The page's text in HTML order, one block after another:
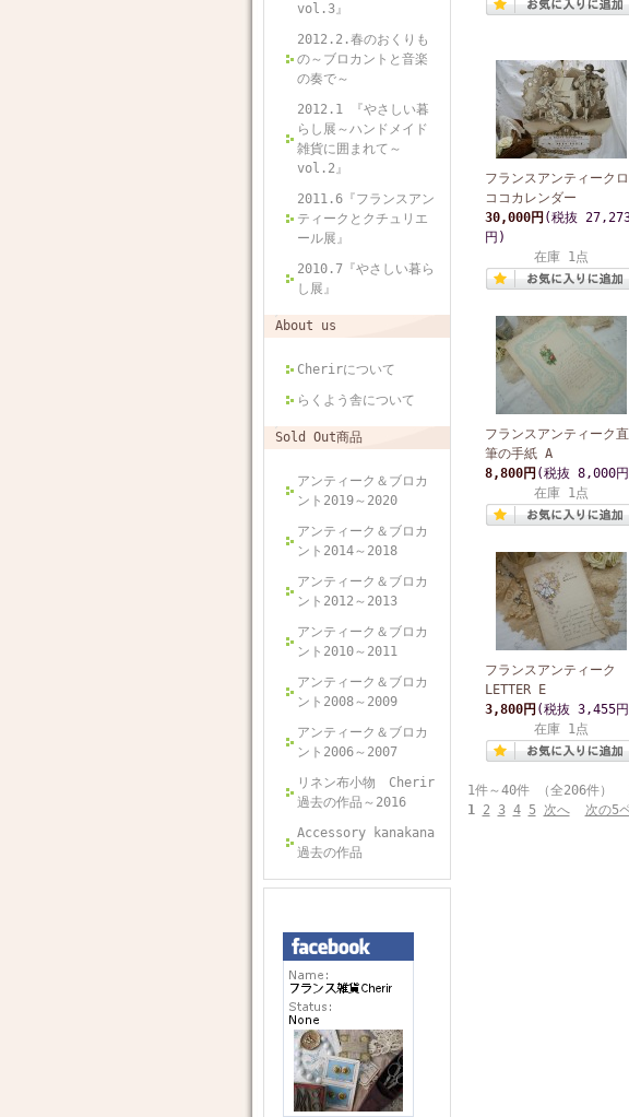
vol.3』
2012.2.春のおくりも
の～ブロカントと音楽
の奏で～
2012.1 『やさしい暮
らし展～ハンドメイド
雑貨に囲まれて～
vol.2』
2011.6『フランスアン
ティークとクチュリエ
ール展』
2010.7『やさしい暮ら
し展』
About us
Cherirについて
らくよう舎について
Sold Out商品
アンティーク＆ブロカ
ント2019～2020
アンティーク＆ブロカ
ント2014～2018
アンティーク＆ブロカ
ント2012～2013
アンティーク＆ブロカ
ント2010～2011
アンティーク＆ブロカ
ント2008～2009
アンティーク＆ブロカ
ント2006～2007
リネン布小物 Cherir
過去の作品～2016
Accessory kanakana
過去の作品
フランスアンティークロ
ココカレンダー
30,000円 (税抜
円)
在庫 1点
フランスアンティーク直
筆の手紙 A
8,800円 (税抜 8,000
在庫 1点
フランスアンティーク
LETTER E
3,800円 (税抜 3,455
在庫 1点
1件～40件 （全206件）
1
2 3 4 5 次へ 次の5